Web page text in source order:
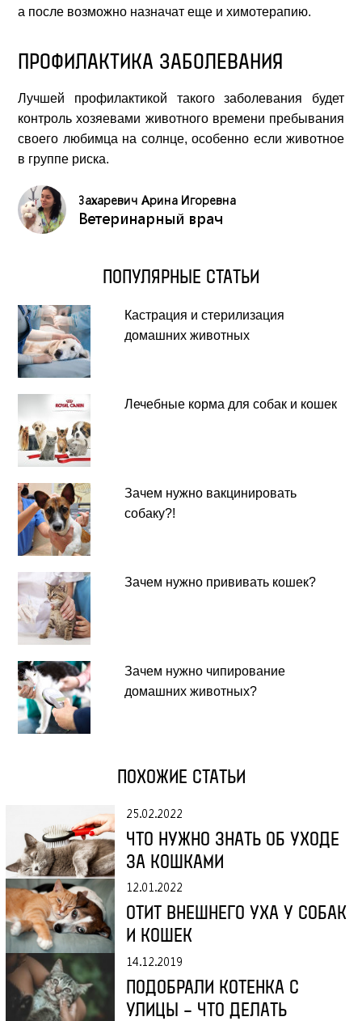
а после возможно назначат еще и химотерапию.
ПРОФИЛАКТИКА ЗАБОЛЕВАНИЯ
Лучшей профилактикой такого заболевания будет
контроль хозяевами животного времени пребывания
своего любимца на солнце, особенно если животное
в группе риска.
Захаревич Арина Игоревна
Ветеринарный врач
ПОПУЛЯРНЫЕ СТАТЬИ
Кастрация и стерилизация
домашних животных
Лечебные корма для собак и кошек
Зачем нужно вакцинировать
собаку?!
Зачем нужно прививать кошек?
Зачем нужно чипирование
домашних животных?
ПОХОЖИЕ СТАТЬИ
25.02.2022
ЧТО НУЖНО ЗНАТЬ ОБ УХОДЕ
ЗА КОШКАМИ
12.01.2022
ОТИТ ВНЕШНЕГО УХА У СОБАК
И КОШЕК
14.12.2019
ПОДОБРАЛИ КОТЕНКА С
УЛИЦЫ – ЧТО ДЕЛАТЬ